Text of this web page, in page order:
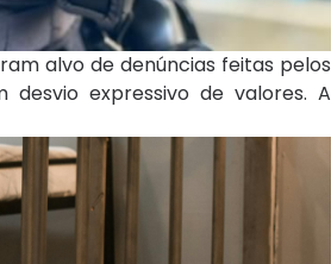
alvo de denúncias feitas pelos
expressivo de valores. A